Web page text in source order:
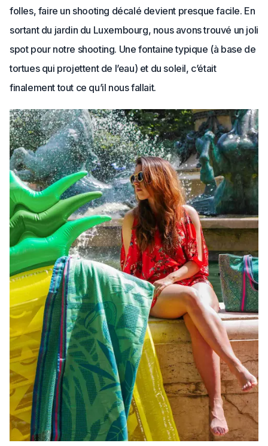
folles, faire un shooting décalé devient presque facile. En
sortant du jardin du Luxembourg, nous avons trouvé un joli
spot pour notre shooting. Une fontaine typique (à base de
tortues qui projettent de l’eau) et du soleil, c’était
finalement tout ce qu’il nous fallait.